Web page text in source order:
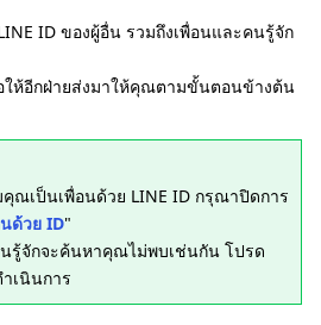
ID ของผู้อื่น รวมถึงเพื่อนและคนรู้จัก
ห้อีกฝ่ายส่งมาให้คุณตามขั้นตอนข้างต้น
คุณเป็นเพื่อนด้วย LINE ID กรุณาปิดการ
ด้วย ID"
รู้จักจะค้นหาคุณไม่พบเช่นกัน โปรด
เนินการ